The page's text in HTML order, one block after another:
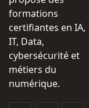
formations
certifiantes en IA,
IT, Data,
cybersécurité et
métiers du
numérique.